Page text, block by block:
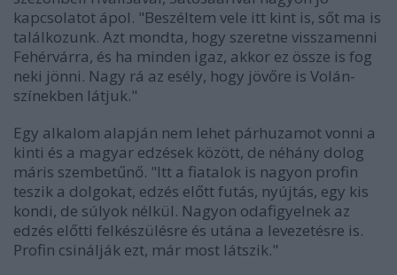
kapcsolatot ápol. "Beszéltem vele itt kint is, sőt ma is
találkozunk. Azt mondta, hogy szeretne visszamenni
Fehérvárra, és ha minden igaz, akkor ez össze is fog
neki jönni. Nagy rá az esély, hogy jövőre is Volán-
színekben látjuk."
Egy alkalom alapján nem lehet párhuzamot vonni a
kinti és a magyar edzések között, de néhány dolog
máris szembetűnő. "Itt a fiatalok is nagyon profin
teszik a dolgokat, edzés előtt futás, nyújtás, egy kis
kondi, de súlyok nélkül. Nagyon odafigyelnek az
edzés előtti felkészülésre és utána a levezetésre is.
Profin csinálják ezt, már most látszik."